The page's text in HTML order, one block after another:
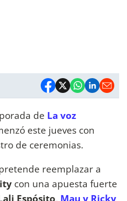
de La voz
este jueves con
de ceremonias.
reemplazar a
con una apuesta fuerte
Espósito, Mau y Ricky